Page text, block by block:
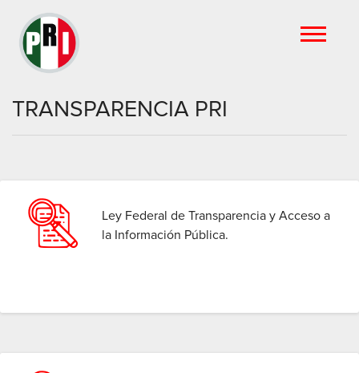
TRANSPARENCIA PRI
Ley Federal de Transparencia y Acceso a
la Información Pública.